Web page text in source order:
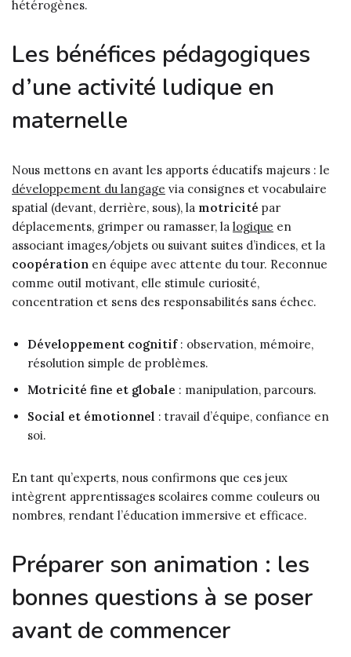
hétérogènes.
Les bénéfices pédagogiques
d’une activité ludique en
maternelle
Nous mettons en avant les apports éducatifs majeurs : le
développement du langage via consignes et vocabulaire
spatial (devant, derrière, sous), la motricité par
déplacements, grimper ou ramasser, la logique en
associant images/objets ou suivant suites d’indices, et la
coopération en équipe avec attente du tour. Reconnue
comme outil motivant, elle stimule curiosité,
concentration et sens des responsabilités sans échec.
Développement cognitif: observation, mémoire,
résolution simple de problèmes.
Motricité fine et globale : manipulation, parcours.
Social et émotionnel : travail d’équipe, confiance en
soi.
En tant qu’experts, nous confirmons que ces jeux
intègrent apprentissages scolaires comme couleurs ou
nombres, rendant l’éducation immersive et efficace.
Préparer son animation : les
bonnes questions à se poser
avant de commencer